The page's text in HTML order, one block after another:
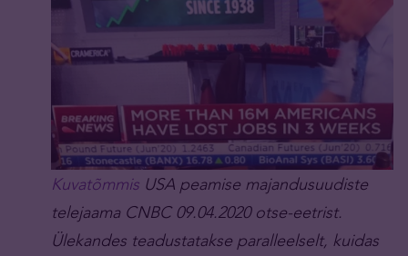
Kuvatõmmis USA peamise majandusuudiste
telejaama CNBC 09.04.2020 otse-eetrist.
Ülekandes teadustatakse paralleelselt, kuidas